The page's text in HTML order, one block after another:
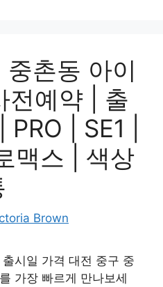
촌동 아이
전예약 | 출
| SE1 |
맥스 | 색상
Brown
시일 가격 대전 중구 중
가장 빠르게 만나보세